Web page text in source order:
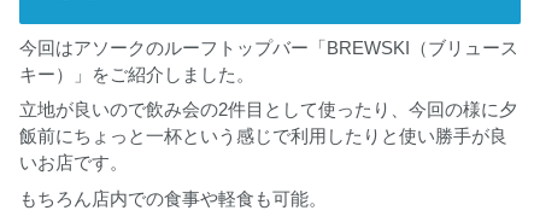
今回はアソークのルーフトップバー「BREWSKI（ブリュース
キー）」をご紹介しました。
立地が良いので飲み会の2件目として使ったり、今回の様に夕
飯前にちょっと一杯という感じで利用したりと使い勝手が良
いお店です。
もちろん店内での食事や軽食も可能。